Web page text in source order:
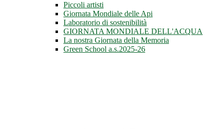
Piccoli artisti
Giornata Mondiale delle Api
Laboratorio di sostenibilità
GIORNATA MONDIALE DELL'ACQUA
La nostra Giornata della Memoria
Green School a.s.2025-26